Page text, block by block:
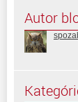
Autor